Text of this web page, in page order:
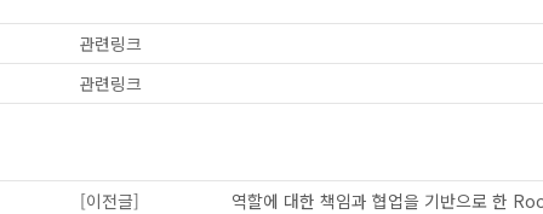
관련링크
관련링크
[이전글]
역할에 대한 책임과 협업을 기반으로 한